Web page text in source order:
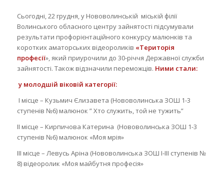
Сьогодні, 22 грудня, у Нововолинській міській філії
Волинського обласного центру зайнятості підсумували
результати профорієнтаційного конкурсу малюнків та
коротких аматорських відеороликів «Територія
професії», який приурочили до 30-річчя Державної служби
зайнятості. Також відзначили переможців. Ними стали:
у молодшій віковій категорії:
І місце – Кузьмич Єлизавета (Нововолинська ЗОШ 1-3
ступенів №6) малюнок ” Хто служить, той не тужить”
ІІ місце – Кирпичова Катерина (Нововолинська ЗОШ 1-3
ступенів №6) малюнок «Моя мрія»
ІІІ місце – Левусь Аріна (Нововолинська ЗОШ I-III ступенів №
8) відеоролик «Моя майбутня професія»